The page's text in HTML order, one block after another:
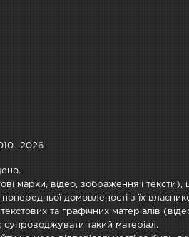
-2026
марки, відео, зображення і
домовленості з їх
текстових та графічних матеріалів
супроводжувати такий матеріал.